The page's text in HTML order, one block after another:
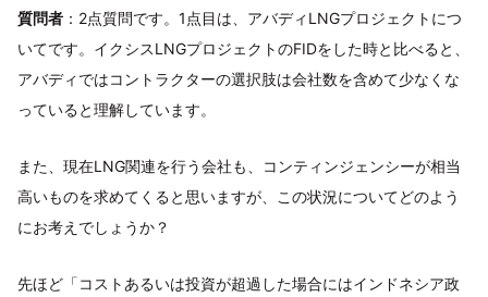
質問者 ：2点質問です。1点目は、アバディLNGプロジェクトにつ
いてです。イクシスLNGプロジェクトのFIDをした時と比べると、
アバディではコントラクターの選択肢は会社数を含めて少なくな
っていると理解しています。
また、現在LNG関連を行う会社も、コンティンジェンシーが相当
高いものを求めてくると思いますが、この状況についてどのよう
にお考えでしょうか？
先ほど「コストあるいは投資が超過した場合にはインドネシア政